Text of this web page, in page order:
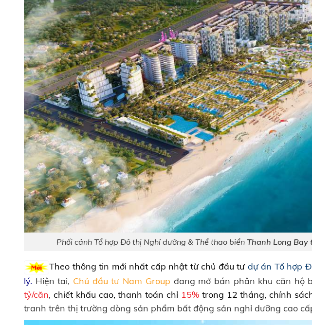
Phối cảnh Tổ hợp Đô thị Nghỉ dưỡng & Thể thao biển Thanh Long Bay
Theo thông tin mới nhất cấp nhật từ chủ đầu tưdự án Tổ hợp
lý. Hiện tai, Chủ đầu tư Nam Group đang mở bán phân khu căn hộ
tỷ/căn, chiết khấu cao, thanh toán chỉ 15%trong 12 tháng, chính
tranh trên thị trường dòng sản phẩm bất động sản nghỉ dưỡng cao